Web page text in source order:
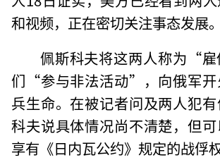
和视频，正在密切关注事态发展。
佩斯科夫将这两人称为“
们“参与非法活动”，向俄军开
兵生命。在被记者问及两人犯
科夫说具体情况尚不清楚，但
享有《日内瓦公约》规定的战俘权